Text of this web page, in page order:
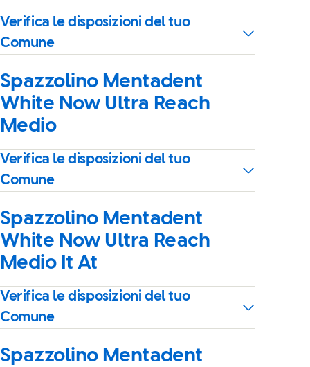
Verifica le disposizioni del tuo
Comune
Spazzolino Mentadent
White Now Ultra Reach
Medio
Verifica le disposizioni del tuo
Comune
Spazzolino Mentadent
White Now Ultra Reach
Medio It At
Verifica le disposizioni del tuo
Comune
Spazzolino Mentadent